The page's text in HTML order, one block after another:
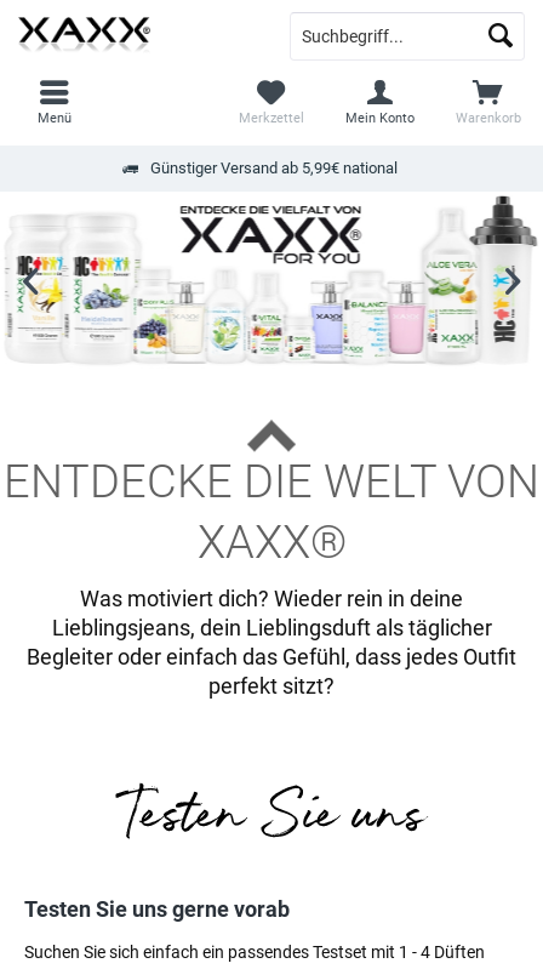
Günstiger Versand ab 5,99€ national
Warenkorb
Merkzettel Mein Konto
Menü
ENTDECKE DIE WELT VON
XAXX®
Was motiviert dich? Wieder rein in deine
Lieblingsjeans, dein Lieblingsduft als täglicher
Begleiter oder einfach das Gefühl, dass jedes Outfit
perfekt sitzt?
Testen Sie uns gerne vorab
Suchen Sie sich einfach ein passendes Testset mit 1 - 4 Düften